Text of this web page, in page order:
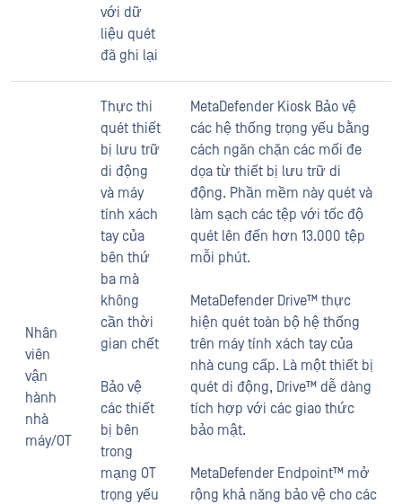
với dữ
liệu quét
đã ghi lại
Nhân
viên
vận
hành
nhà
máy/OT
Thực thi
quét thiết
bị lưu trữ
di động
và máy
tính xách
tay của
bên thứ
ba mà
không
cần thời
gian chết
Bảo vệ
các thiết
bị bên
trong
mạng OT
trọng yếu
MetaDefender Kiosk Bảo vệ
các hệ thống trọng yếu bằng
cách ngăn chặn các mối đe
dọa từ thiết bị lưu trữ di
động. Phần mềm này quét và
làm sạch các tệp với tốc độ
quét lên đến hơn 13.000 tệp
mỗi phút.
MetaDefender Drive™ thực
hiện quét toàn bộ hệ thống
trên máy tính xách tay của
nhà cung cấp. Là một thiết bị
quét di động, Drive™ dễ dàng
tích hợp với các giao thức
bảo mật.
MetaDefender Endpoint™ mở
rộng khả năng bảo vệ cho các